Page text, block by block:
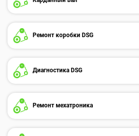
Ремонт коробки DSG
Диагностика DSG
Ремонт мехатроника